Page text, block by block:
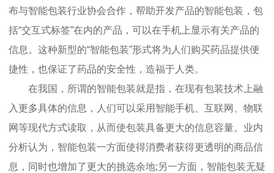
布与智能包装行业协会合作，帮助开发产品的智能包装，包
括“交互式标签”在内的产品，可以在手机上显示有关产品的
信息。这种新型的“智能包装”形式将为人们购买药品提供便
捷性，也保证了药品的安全性，造福于人类。
在我国，所谓的智能包装就是指，在现有包装技术上融
入更多具体的信息，人们可以采用智能手机、互联网、物联
网等现代方式读取，从而使包装具备更大的信息容量。业内
分析认为，智能包装一方面使得消费者获得更透明的商品信
息，同时也增加了更大的挑选余地;另一方面，智能包装无疑